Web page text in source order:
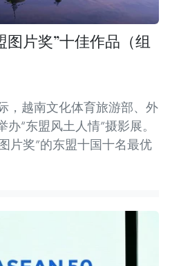
图片奖”十佳作品（组
，越南文化体育旅游部、外
“东盟风土人情”摄影展。
片奖”的东盟十国十名最优